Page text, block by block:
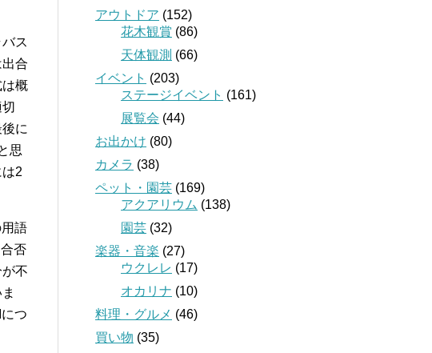
ス
合
概
に
思
2
語
否
不
つ
アウトドア (152)
花木観賞 (86)
天体観測 (66)
イベント (203)
ステージイベント (161)
展覧会 (44)
お出かけ (80)
カメラ (38)
ペット・園芸 (169)
アクアリウム (138)
園芸 (32)
楽器・音楽 (27)
ウクレレ (17)
オカリナ (10)
料理・グルメ (46)
買い物 (35)